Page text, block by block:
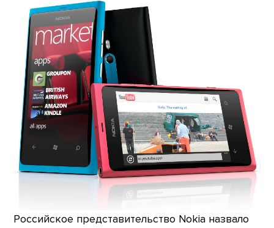
Российское представительство Nokia назвало